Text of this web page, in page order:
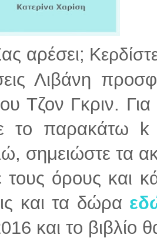
αρέσει;
Λιβάνη
Τζον Γκριν.
το παρακάτω
σημειώστε τα
τους όρους και
και τα δώρα
και το βιβλίο